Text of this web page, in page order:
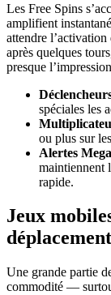
Les Free Spins
amplifient
attendre
après quelques
presque
spéciales les
ou plus sur
Alertes
maintiennent
rapide.
Jeux
déplacement
Une grande partie
commodité —